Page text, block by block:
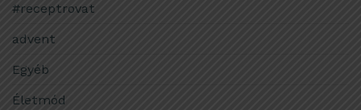
#receptrovat
advent
Egyéb
Életmód